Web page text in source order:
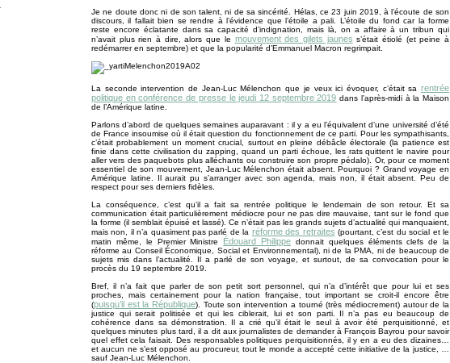
Je ne doute donc ni de son talent, ni de sa sincérité. Hélas, ce 23 juin 2019, à l’écoute de son
discours, il fallait bien se rendre à l’évidence que l’étoile a pali. L’étoile du fond car la forme
reste encore éclatante dans sa capacité d’indignation, mais là, on a affaire à un tribun qui
n’avait plus rien à dire, alors que le mouvement des gilets jaunes s’était étiolé (et peine à
redémarrer en septembre) et que la popularité d’Emmanuel Macron regrimpait.
La seconde intervention de Jean-Luc Mélenchon que je veux ici évoquer, c’était sa rentrée
politique en conférence de presse le jeudi 12 septembre 2019 dans l’après-midi à la Maison
de l’Amérique latine.
Parlons d’abord de quelques semaines auparavant : il y a eu l’équivalent d’une université d’été
de France insoumise où il était question du fonctionnement de ce parti. Pour les sympathisants,
c’était probablement un moment crucial, surtout en pleine débâcle électorale (la patience est
finie dans cette civilisation du zapping, quand un parti échoue, les rats quittent le navire pour
aller vers des paquebots plus alléchants ou construire son propre pédalo). Or, pour ce moment
essentiel de son mouvement, Jean-Luc Mélenchon était absent. Pourquoi ? Grand voyage en
Amérique latine. Il aurait pu s’arranger avec son agenda, mais non, il était absent. Peu de
respect pour ses derniers fidèles.
La conséquence, c’est qu’il a fait sa rentrée politique le lendemain de son retour. Et sa
communication était particulièrement médiocre pour ne pas dire mauvaise, tant sur le fond que
la forme (il semblait épuisé et lassé). Ce n’était pas les grands sujets d’actualité qui manquaient,
mais non, il n’a quasiment pas parlé de la réforme des retraites (pourtant, c’est du social et le
matin même, le Premier Ministre Édouard Philippe donnait quelques éléments clefs de la
réforme au Conseil Économique, Social et Environnemental), ni de la PMA, ni de beaucoup de
sujets mis dans l’actualité. Il a parlé de son voyage, et surtout, de sa convocation pour le
procès du 19 septembre 2019.
Bref, il n’a fait que parler de son petit sort personnel, qui n’a d’intérêt que pour lui et ses
proches, mais certainement pour la nation française, tout important se croit-il encore être
(puisqu’il est la République). Toute son intervention a tourné (très médiocrement) autour de la
justice qui serait politisée et qui les ciblerait, lui et son parti. Il n’a pas eu beaucoup de
cohérence dans sa démonstration. Il a crié qu’il était le seul à avoir été perquisitionné, et
quelques minutes plus tard, il a dit aux journalistes de demander à François Bayrou pour savoir
quel effet cela faisait. Des responsables politiques perquisitionnés, il y en a eu des dizaines…
et aucun ne s’est opposé au procureur, tout le monde a accepté cette initiative de la justice, …
sauf Jean-Luc Mélenchon.